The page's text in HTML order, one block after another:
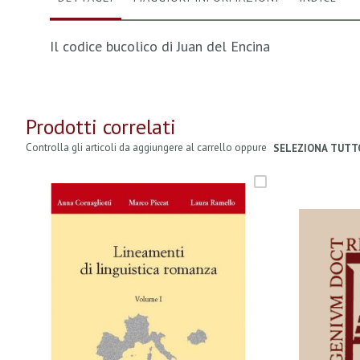
Il codice bucolico di Juan del Encina
Prodotti correlati
Controlla gli articoli da aggiungere al carrello oppure SELEZIONA